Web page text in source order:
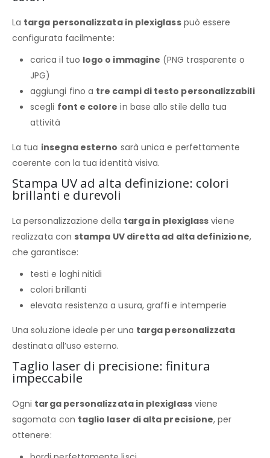
La targa personalizzata in plexiglasspuò essere
configurata facilmente:
carica il tuo logo o immagine (PNG trasparente o
JPG)
aggiungi fino a tre campi di testo personalizzabili
scegli font e colore in base allo stile della tua
attività
La tua insegna esterno sarà unica e perfettamente
coerente con la tua identità visiva.
Stampa UV ad alta definizione: colori
brillanti e durevoli
La personalizzazione della targa in plexiglass viene
realizzata con stampa UV diretta ad alta definizione,
che garantisce:
testi e loghi nitidi
colori brillanti
elevata resistenza a usura, graffi e intemperie
Una soluzione ideale per una targa personalizzata
destinata all’uso esterno.
Taglio laser di precisione: finitura
impeccabile
Ogni targa personalizzata in plexiglassviene
sagomata con taglio laser di alta precisione, per
ottenere: